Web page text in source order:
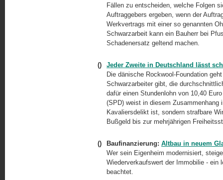
Fällen zu entscheiden, welche Folgen
Auftraggebers ergeben, wenn der
Werkvertrags mit einer so genannten
Schwarzarbeit kann ein Bauherr bei
Schadenersatz geltend machen.
()
Jeder Zweite in Deutschland lässt
Die dänische Rockwool-Foundation
Schwarzarbeiter gibt, die
dafür einen Stundenlohn von 10,40
(SPD) weist in diesem Zusammenhang
Kavaliersdelikt ist, sondern strafbare
Bußgeld bis zur mehrjährigen
() Baufinanzierung: Altbau in neuem
Wer sein Eigenheim modernisiert,
Wiederverkaufswert der Immobilie - ein
beachtet.